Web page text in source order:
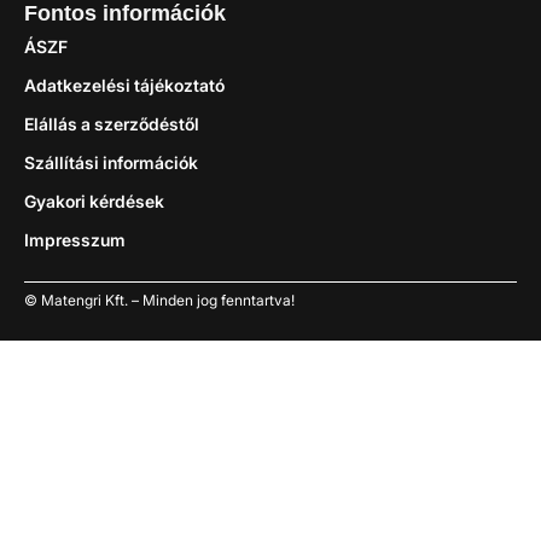
Fontos információk
ÁSZF
Adatkezelési tájékoztató
Elállás a szerződéstől
Szállítási információk
Gyakori kérdések
Impresszum
© Matengri Kft. – Minden jog fenntartva!